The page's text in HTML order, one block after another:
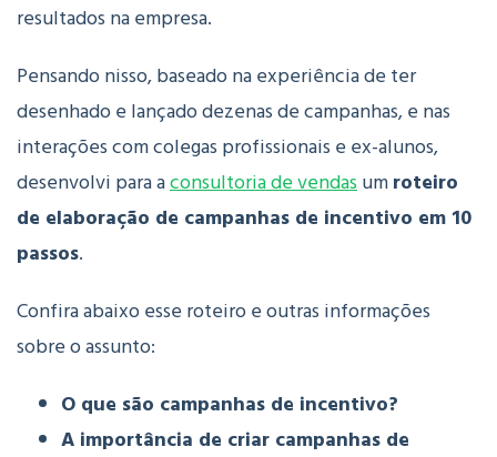
resultados na empresa.
Pensando nisso, baseado na experiência de ter
desenhado e lançado dezenas de campanhas, e nas
interações com colegas profissionais e ex-alunos,
desenvolvi para aconsultoria de vendasumroteiro
de elaboração de campanhas de incentivo em 10
passos.
Confira abaixo esse roteiro e outras informações
sobre o assunto:
O que são campanhas de incentivo?
A importância de criar campanhas de